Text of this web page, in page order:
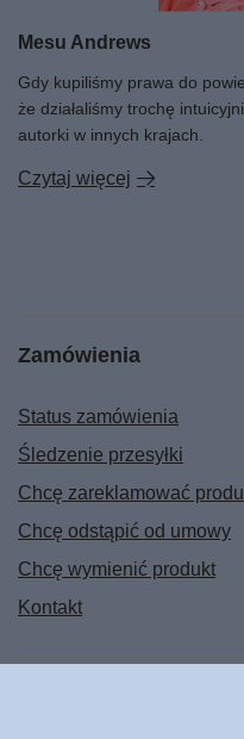
Mesu Andrews
Gdy kupiliśmy prawa do
że działaliśmy trochę
autorki w innych krajach.
Czytaj więcej
Zamówienia
Status zamówienia
Śledzenie przesyłki
Chcę zareklamować
Chcę odstąpić od umowy
Chcę wymienić produkt
Kontakt